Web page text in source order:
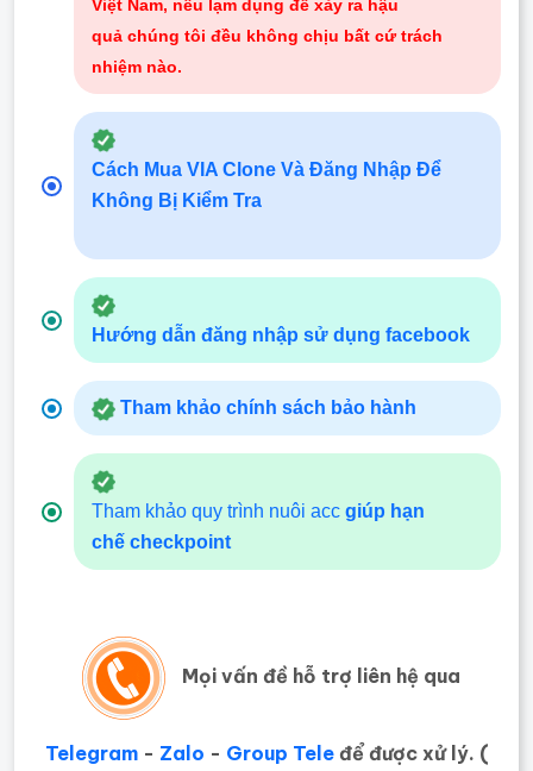
Việt Nam, nếu lạm dụng để xảy ra hậu
quả chúng tôi đều không chịu bất cứ trách
nhiệm nào.
Cách Mua VIA Clone Và Đăng Nhập Để
Không Bị Kiểm Tra
Hướng dẫn đăng nhập sử dụng facebook
Tham khảo chính sách bảo hành
Tham khảo quy trình nuôi acc giúp hạn
chế checkpoint
Mọi vấn đề hỗ trợ liên hệ qua
Telegram- Zalo - Group Teleđể được xử lý. (